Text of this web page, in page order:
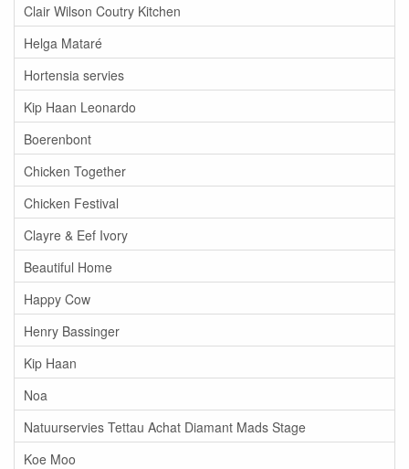
Clair Wilson Coutry Kitchen
Helga Mataré
Hortensia servies
Kip Haan Leonardo
Boerenbont
Chicken Together
Chicken Festival
Clayre & Eef Ivory
Beautiful Home
Happy Cow
Henry Bassinger
Kip Haan
Noa
Natuurservies Tettau Achat Diamant Mads Stage
Koe Moo